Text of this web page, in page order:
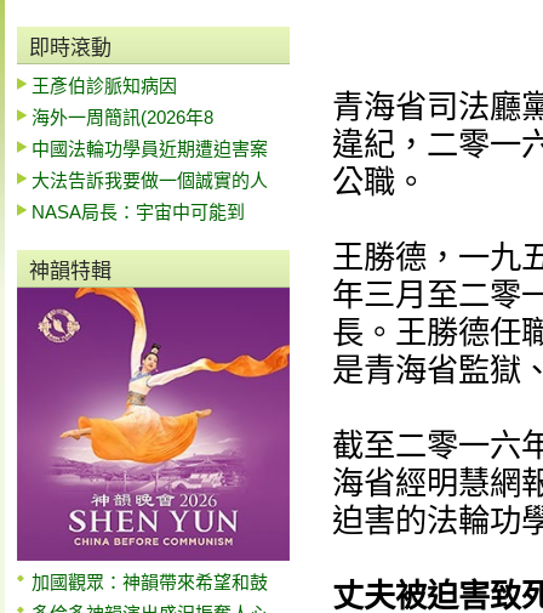
即時滾動
王彥伯診脈知病因
海外一周簡訊(2026年8
中國法輪功學員近期遭迫害案
大法告訴我要做一個誠實的人
NASA局長：宇宙中可能到
神韻特輯
加國觀眾：神韻帶來希望和鼓
青海省司法廳
違紀，二零一
公職。
王勝德，一九
年三月至二零
長。王勝德任
是青海省監獄
截至二零一六
海省經明慧網
迫害的法輪功
丈夫被迫害致